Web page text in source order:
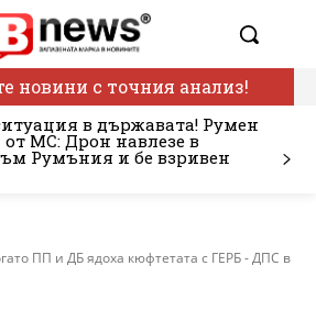
новини с точния анализ!
в държавата! Румен
МС: Дрон навлезе в
Румъния и бе взривен
ПП и ДБ ядоха кюфтетата с ГЕРБ - ДПС в